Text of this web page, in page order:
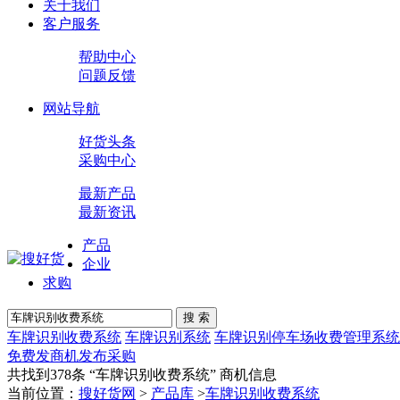
关于我们
客户服务
帮助中心
问题反馈
网站导航
好货头条
采购中心
最新产品
最新资讯
产品
企业
求购
搜 索
车牌识别收费系统 车牌识别系统 车牌识别停车场收费管理系统
免费发商机发布采购
共找到378条 “车牌识别收费系统” 商机信息
当前位置： 搜好货网 > 产品库 >车牌识别收费系统